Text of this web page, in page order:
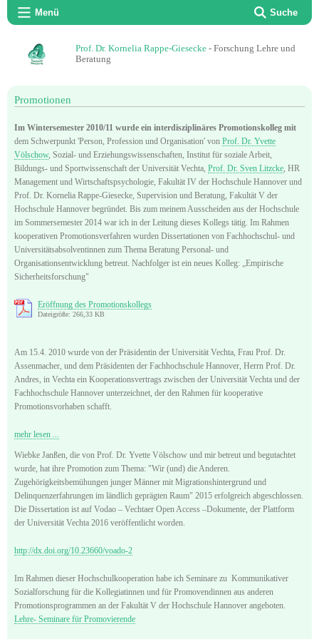
Menü Suche
Prof. Dr. Kornelia Rappe-Giesecke - Forschung Lehre und
Beratung
Promotionen
Im Wintersemester 2010/11 wurde ein interdisziplinäres Promotionskolleg mit
dem Schwerpunkt 'Person, Profession und Organisation' von Prof. Dr. Yvette
Völschow, Sozial- und Erziehungswissenschaften, Institut für soziale Arbeit,
Bildungs- und Sportwissenschaft der Universität Vechta, Prof. Dr. Sven Litzcke , HR
Management und Wirtschaftspsychologie, Fakultät IV der Hochschule Hannover und
Prof. Dr. Kornelia Rappe-Giesecke, Supervision und Beratung, Fakultät V der
Hochschule Hannover begründet. Bis zum meinem Ausscheiden aus der Hochschule
im Sommersemester 2014 war ich in der Leitung dieses Kollegs tätig. Im Rahmen
kooperativen Promotionsverfahren wurden Dissertationen von Fachhochschul- und
Universitätsabsolventinnen zum Thema Beratung Personal- und
Organisationsentwicklung betreut. Nachfolger ist ein neues Kolleg: „Empirische
Sicherheitsforschung"
Eröffnung des Promotionskollegs
Dateigröße: 266,33 KB
Am 15.4. 2010 wurde von der Präsidentin der Universität Vechta, Frau Prof. Dr.
Assenmacher, und dem Präsidenten der Fachhochschule Hannover, Herrn Prof. Dr.
Andres, in Vechta ein Kooperationsvertrags zwischen der Universität Vechta und der
Fachhochschule Hannover unterzeichnet, der den Rahmen für kooperative
Promotionsvorhaben schafft.
mehr lesen ...
Wiebke Janßen, die von Prof. Dr. Yvette Völschow und mir betreut und begutachtet
wurde, hat ihre Promotion zum Thema: "Wir (und) die Anderen.
Zugehörigkeitsbemühungen junger Männer mit Migrationshintergrund und
Delinquenzerfahrungen im ländlich geprägten Raum" 2015 erfolgreich abgeschlossen.
Die Dissertation ist auf Vodao – Vechtaer Open Access –Dokumente, der Plattform
der Universität Vechta 2016 veröffentlicht worden.
http://dx.doi.org/10.23660/voado-2
Im Rahmen dieser Hochschulkooperation habe ich Seminare zu Kommunikativer
Sozialforschung für die Kollegiatinnen und für Promovendinnen aus anderen
Promotionsprogrammen an der Fakultät V der Hochschule Hannover angeboten.
Lehre- Seminare für Promovierende